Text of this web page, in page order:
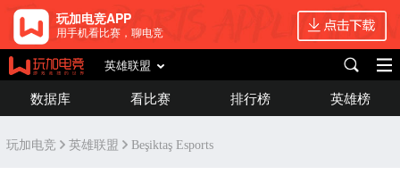
玩加电竞APP
用手机看比赛，聊电竞
英雄联盟
数据库 看比赛 排行榜 英雄榜
玩加电竞 英雄联盟 Beşiktaş Esports